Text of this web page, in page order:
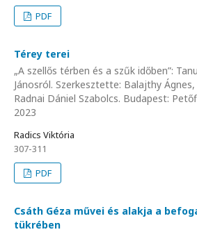
PDF
Térey terei
„A szellős térben és a szűk időben”:
Jánosról. Szerkesztette: Balajthy
Radnai Dániel Szabolcs. Budapest:
2023
Radics Viktória
307-311
PDF
Csáth Géza művei és alakja a
tükrében